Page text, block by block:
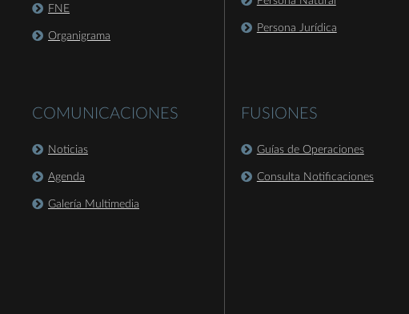
FNE
Organigrama
COMUNICACIONES
Noticias
Agenda
Galería Multimedia
Persona Jurídica
FUSIONES
Guías de Operaciones
Consulta Notificaciones